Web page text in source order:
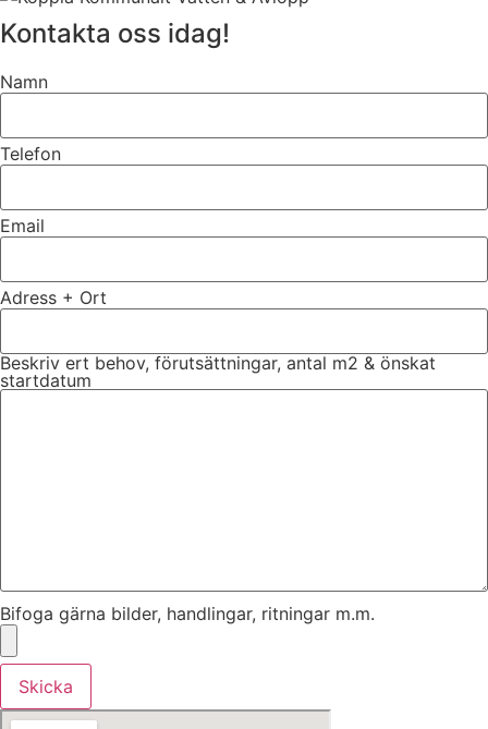
Kontakta oss idag!
Namn
Telefon
Email
Adress + Ort
Beskriv ert behov, förutsättningar, antal m2 & önskat
startdatum
Bifoga gärna bilder, handlingar, ritningar m.m.
Skicka